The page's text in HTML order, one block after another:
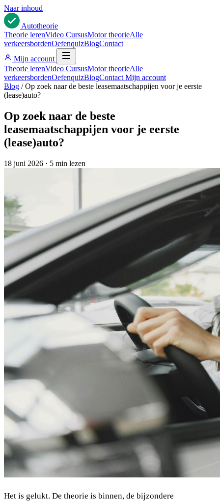
Naar inhoud
Autotheorie
Theorie lerenVideo CursusMotor theorieAlle
verkeersbordenOefenquizBlogContact
Mijn account
Theorie lerenVideo CursusMotor theorieAlle
verkeersbordenOefenquizBlogContact Mijn account
Blog / Op zoek naar de beste leasemaatschappijen voor je eerste
(lease)auto?
Op zoek naar de beste
leasemaatschappijen voor je eerste
(lease)auto?
18 juni 2026 · 5 min lezen
Het is gelukt. De theorie is binnen, de bijzondere